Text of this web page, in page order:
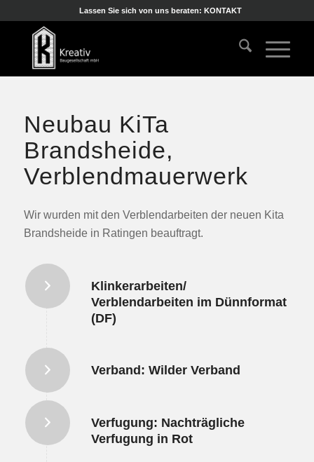
Lassen Sie sich von uns beraten: KONTAKT
Neubau KiTa
Brandsheide,
Verblendmauerwerk
Wir wurden mit den Verblendarbeiten der neuen Kita
Brandsheide in Ratingen beauftragt.
Klinkerarbeiten/
Verblendarbeiten im Dünnformat
(DF)
Verband: Wilder Verband
Verfugung: Nachträgliche
Verfugung in Rot